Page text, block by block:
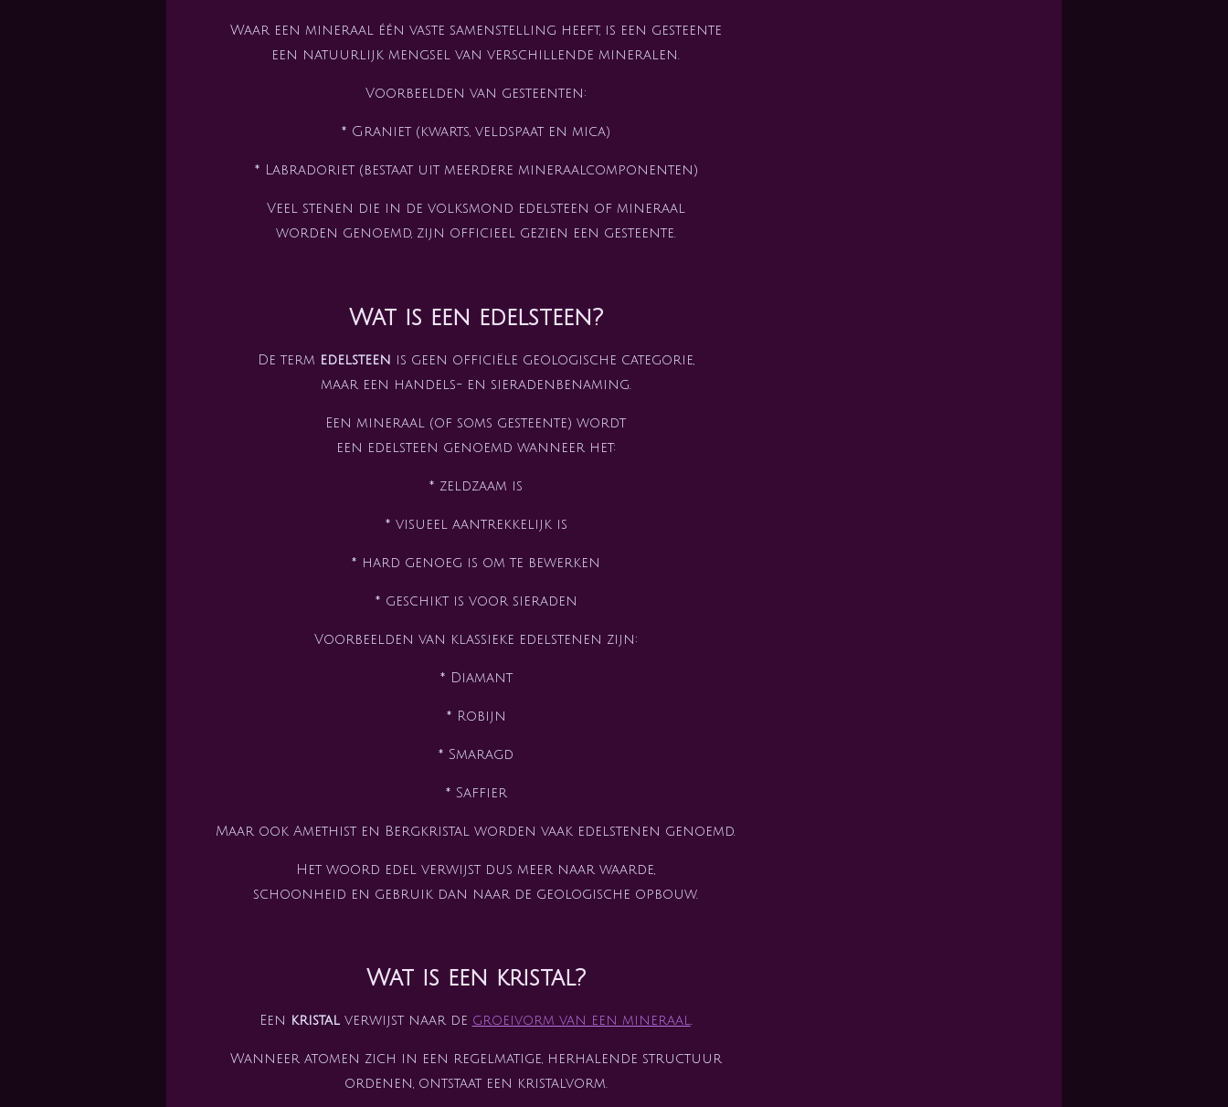
Waar een mineraal één vaste samenstelling heeft, is een gesteente
een natuurlijk mengsel van verschillende mineralen.
Voorbeelden van gesteenten:
* Graniet (kwarts, veldspaat en mica)
* Labradoriet (bestaat uit meerdere mineraalcomponenten)
Veel stenen die in de volksmond edelsteen of mineraal
worden genoemd, zijn officieel gezien een gesteente.
Wat is een edelsteen?
De term edelsteen is geen officiële geologische categorie,
maar een handels- en sieradenbenaming.
Een mineraal (of soms gesteente) wordt
een edelsteen genoemd wanneer het:
* zeldzaam is
* visueel aantrekkelijk is
* hard genoeg is om te bewerken
* geschikt is voor sieraden
Voorbeelden van klassieke edelstenen zijn:
* Diamant
* Robijn
* Smaragd
* Saffier
Maar ook Amethist en Bergkristal worden vaak edelstenen genoemd.
Het woord edel verwijst dus meer naar waarde,
schoonheid en gebruik dan naar de geologische opbouw.
Wat is een kristal?
Een kristalverwijst naar de groeivorm van een mineraal
Wanneer atomen zich in een regelmatige, herhalende structuur
ordenen, ontstaat een kristalvorm.